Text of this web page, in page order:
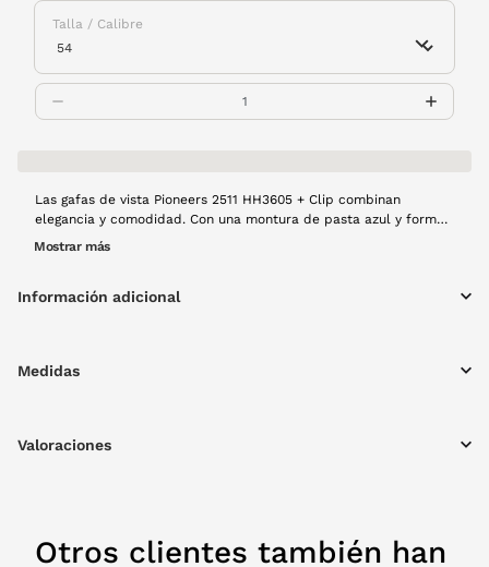
Talla / Calibre
Las gafas de vista Pioneers 2511 HH3605 + Clip combinan
elegancia y comodidad. Con una montura de pasta azul y forma
redonda, ofrecen un ajuste cómodo y un estilo versátil. Con un
Mostrar más
Información adicional
Medidas
Valoraciones
Otros clientes también han